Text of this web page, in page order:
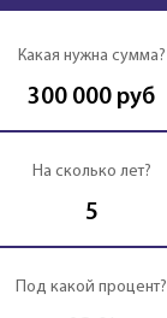
Какая нужна сумма?
300 000 руб
На сколько лет?
5
Под какой процент?